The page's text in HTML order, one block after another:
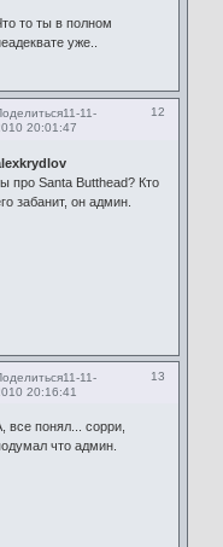
то ты в полном
уже..
12
11-11-
20:01:47
про Santa Butthead? Кто
забанит, он админ.
13
11-11-
20:16:41
все понял... сорри,
что админ.